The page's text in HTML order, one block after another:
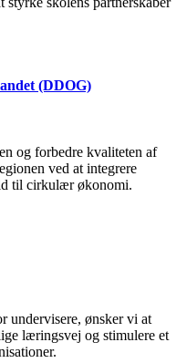
(DDOG)
og forbedre kvaliteten af
ved at integrere
til cirkulær økonomi.
undervisere, ønsker vi at
læringsvej og stimulere et